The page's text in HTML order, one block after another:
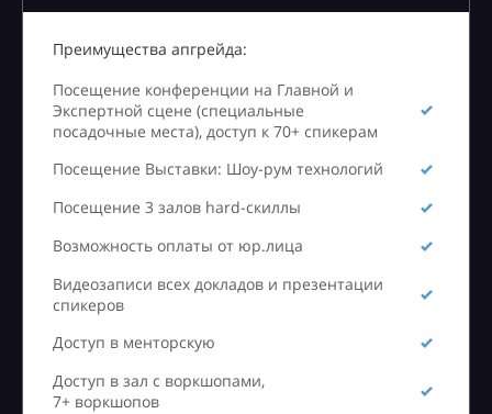
Преимущества апгрейда:
Посещение конференции на Главной и
Экспертной сцене (специальные
посадочные места), доступ к 70+ спикерам
Посещение Выставки: Шоу-рум технологий
Посещение 3 залов hard-скиллы
Возможность оплаты от юр.лица
Видеозаписи всех докладов и презентации
спикеров
Доступ в менторскую
Доступ в зал с воркшопами,
7+ воркшопов